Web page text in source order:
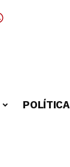
POLÍTICA